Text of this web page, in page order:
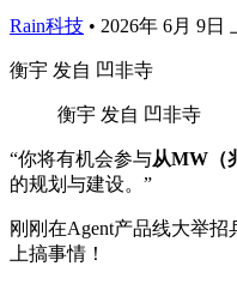
Rain科技 • 2026年 6月 9日
衡宇 发自 凹非寺
衡宇 发自 凹非寺
“你将有机会参与从MW（
的规划与建设。”
刚刚在Agent产品线大举招
上搞事情！